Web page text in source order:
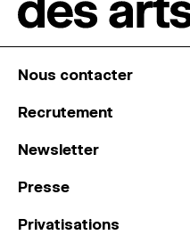
Nous contacter
Recrutement
Newsletter
Presse
Privatisations